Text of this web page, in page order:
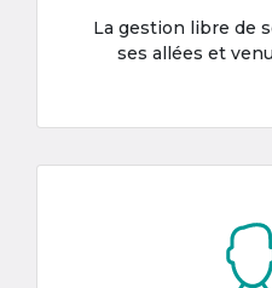
La gestion libre de
ses allées et